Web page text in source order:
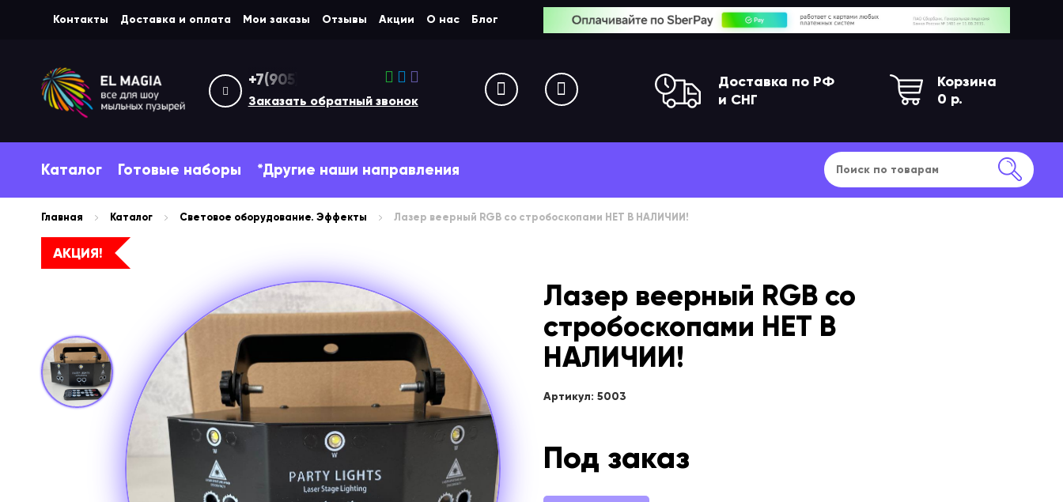
Контакты Доставка и оплата Мои заказы Отзывы Акции О нас Блог
+7(905)312-76-90
Заказать обратный звонок
Доставка по РФ
и СНГ
Корзина
0 р.
Каталог Готовые наборы *Другие наши направления
Главная Каталог Световое оборудование. Эффекты Лазер веерный RGB со стробоскопами НЕТ В НАЛИЧИИ!
АКЦИЯ!
Лазер веерный RGB со
стробоскопами НЕТ В
НАЛИЧИИ!
Артикул: 5003
Под заказ